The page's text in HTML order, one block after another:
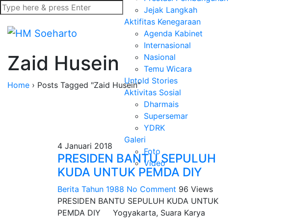
Jejak Langkah
Aktifitas Kenegaraan
Agenda Kabinet
Internasional
Nasional
Temu Wicara
Untold Stories
Aktivitas Sosial
Dharmais
Supersemar
YDRK
Galeri
Foto
Video
Zaid Husein
Home › Posts Tagged "Zaid Husein"
4 Januari 2018
PRESIDEN BANTU SEPULUH
KUDA UNTUK PEMDA DIY
Berita Tahun 1988 No Comment 96 Views
PRESIDEN BANTU SEPULUH KUDA UNTUK
PEMDA DIY Yogyakarta, Suara Karya